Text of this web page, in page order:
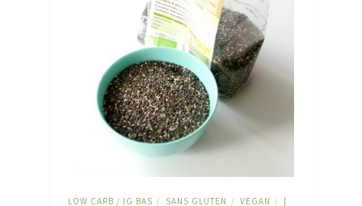
LOW CARB / IG BAS / SANS GLUTEN / VEGAN /